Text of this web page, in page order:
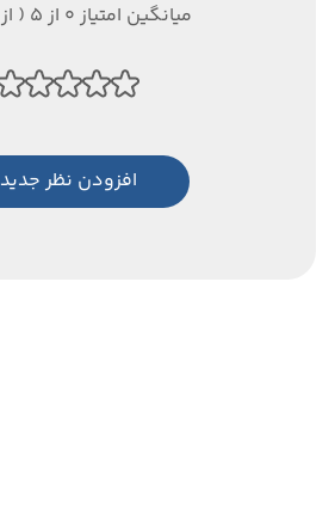
میانگین امتیاز 0 از 5 ( از 0 رای )
افزودن نظر جدید